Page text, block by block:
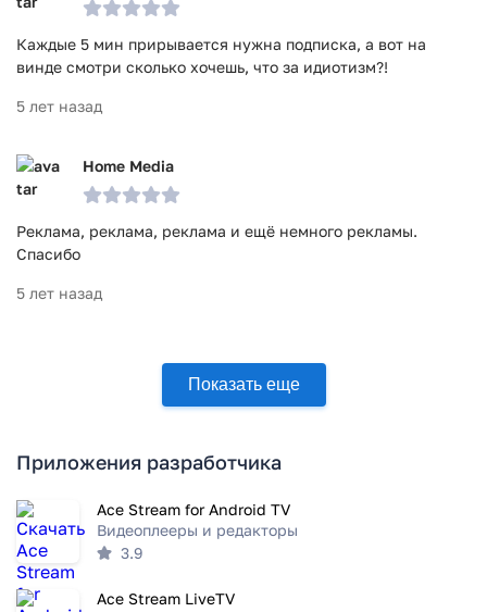
Каждые 5 мин прирывается нужна подписка, а вот на
винде смотри сколько хочешь, что за идиотизм?!
5 лет назад
Home Media
Реклама, реклама, реклама и ещё немного рекламы.
Спасибо
5 лет назад
Показать еще
Приложения разработчика
Ace Stream for Android TV
Видеоплееры и редакторы
3.9
Ace Stream LiveTV